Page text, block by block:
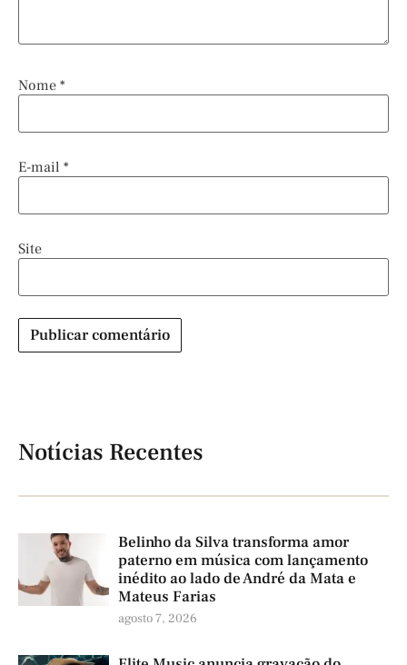
Nome *
E-mail *
Site
Notícias Recentes
Belinho da Silva transforma amor
paterno em música com lançamento
inédito ao lado de André da Mata e
Mateus Farias
agosto 7, 2026